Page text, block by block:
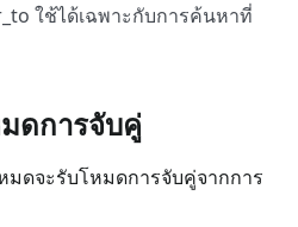
ใช้ได้เฉพาะกับการค้นหาที่
ดการจับคู่
ดจะรับโหมดการจับคู่จากการ